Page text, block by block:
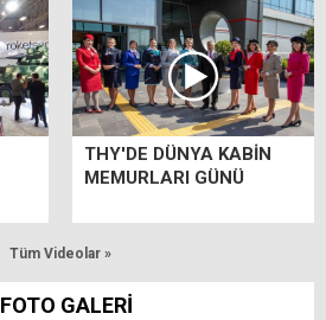
THY'DE DÜNYA KABİN
MEMURLARI GÜNÜ
Tüm Videolar »
FOTO GALERİ